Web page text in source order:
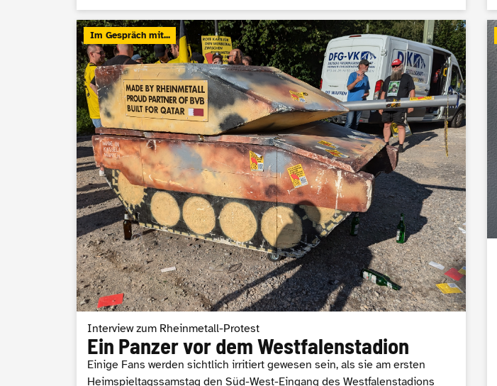
Im Gespräch mit...
Interview zum Rheinmetall-Protest
Ein Panzer vor dem Westfalenstadion
Einige Fans werden sichtlich irritiert gewesen sein, als sie am ersten
Heimspieltagssamstag den Süd-West-Eingang des Westfalenstadions